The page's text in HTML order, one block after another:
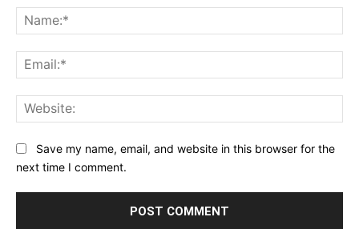
Save my name, email, and website in this browser for the
next time I comment.